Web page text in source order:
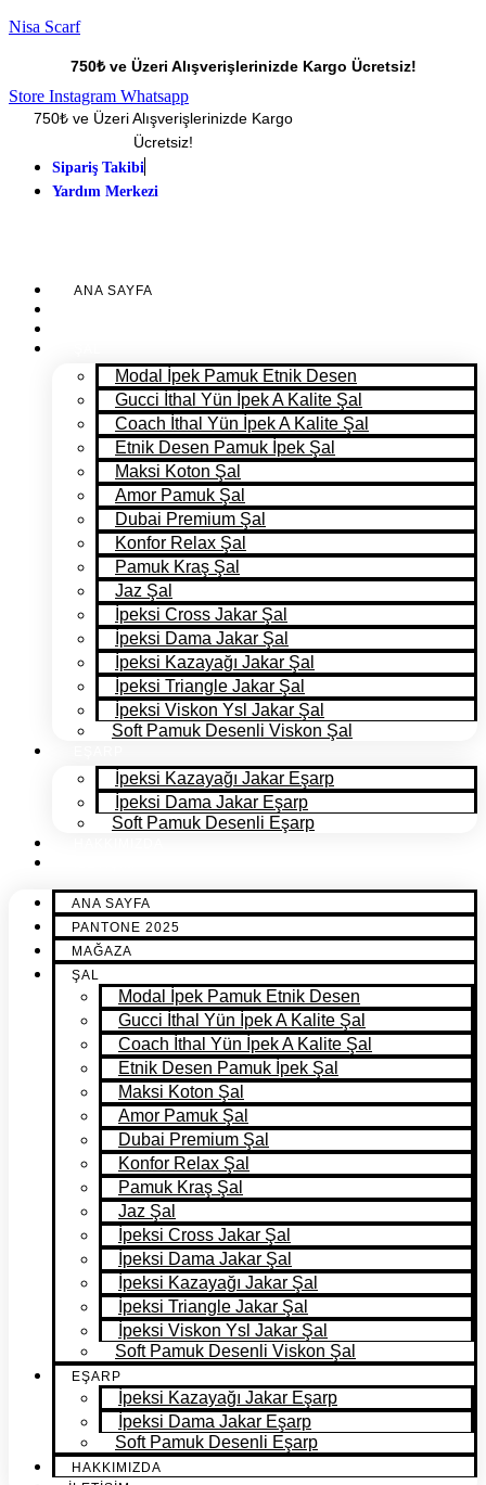
Nisa Scarf
750₺ ve Üzeri Alışverişlerinizde Kargo Ücretsiz!
Store Instagram Whatsapp
750₺ ve Üzeri Alışverişlerinizde Kargo
Ücretsiz!
Sipariş Takibi
Yardım Merkezi
ANA SAYFA
Modal İpek Pamuk Etnik Desen
Gucci İthal Yün İpek A Kalite Şal
Coach İthal Yün İpek A Kalite Şal
Etnik Desen Pamuk İpek Şal
Maksi Koton Şal
Amor Pamuk Şal
Dubai Premium Şal
Konfor Relax Şal
Pamuk Kraş Şal
Jaz Şal
İpeksi Cross Jakar Şal
İpeksi Dama Jakar Şal
İpeksi Kazayağı Jakar Şal
İpeksi Triangle Jakar Şal
İpeksi Viskon Ysl Jakar Şal
Soft Pamuk Desenli Viskon Şal
İpeksi Kazayağı Jakar Eşarp
İpeksi Dama Jakar Eşarp
Soft Pamuk Desenli Eşarp
ANA SAYFA
PANTONE 2025
MAĞAZA
ŞAL
Modal İpek Pamuk Etnik Desen
Gucci İthal Yün İpek A Kalite Şal
Coach İthal Yün İpek A Kalite Şal
Etnik Desen Pamuk İpek Şal
Maksi Koton Şal
Amor Pamuk Şal
Dubai Premium Şal
Konfor Relax Şal
Pamuk Kraş Şal
Jaz Şal
İpeksi Cross Jakar Şal
İpeksi Dama Jakar Şal
İpeksi Kazayağı Jakar Şal
İpeksi Triangle Jakar Şal
İpeksi Viskon Ysl Jakar Şal
Soft Pamuk Desenli Viskon Şal
EŞARP
İpeksi Kazayağı Jakar Eşarp
İpeksi Dama Jakar Eşarp
Soft Pamuk Desenli Eşarp
HAKKIMIZDA